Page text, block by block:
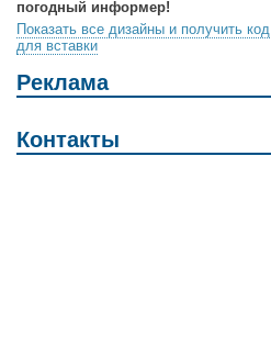
погодный информер!
Показать все дизайны и получить код
для вставки
Реклама
Контакты